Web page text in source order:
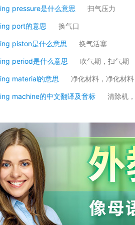
pressure是什么意思 扫气压力
port的意思 换气口
piston是什么意思 换气活塞
period是什么意思 吹气期，扫气期
material的意思 净化材料，净化材料
machine的中文翻译及音标 清除机